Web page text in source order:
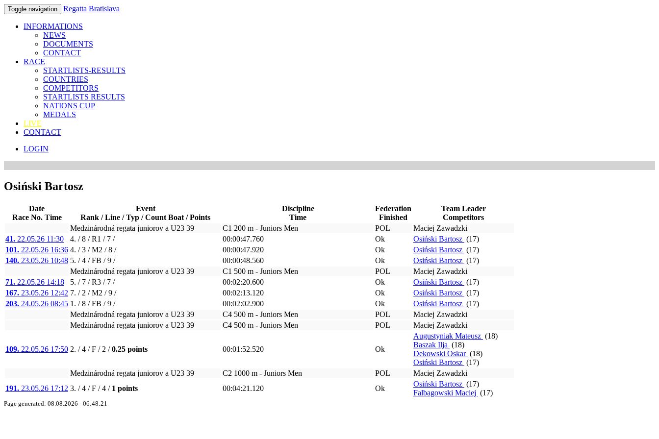
Toggle navigation Regatta Bratislava
INFORMATIONS
NEWS
DOCUMENTS
CONTACT
RACE
STARTLISTS-RESULTS
COUNTRIES
COMPETITORS
STARTLISTS RESULTS
NATIONS CUP
MEDALS
LIVE
CONTACT
LOGIN
Osiński Bartosz
Date
Race No. Time
Event
Rank / Line / Typ / Count Boat / Points
Discipline
Time
Federation
Finished
Team Leader
Competitors
Medzinárodná regata juniorov a U23 39
C1 200 m - Juniors Men POL
Maciej Zawadzki
41. 22.05.26 11:30 4. / 8 / R1 / 7 / 00:00:47.760 Ok Osiński Bartosz (17)
101. 22.05.26 16:36 4. / 3 / M2 / 8 / 00:00:47.920 Ok Osiński Bartosz (17)
140. 23.05.26 10:48 5. / 4 / FB / 9 / 00:00:48.560 Ok Osiński Bartosz (17)
Medzinárodná regata juniorov a U23 39
C1 500 m - Juniors Men POL
Maciej Zawadzki
71. 22.05.26 14:18 5. / 7 / R3 / 7 / 00:02:20.600 Ok Osiński Bartosz (17)
167. 23.05.26 12:42 7. / 2 / M2 / 9 / 00:02:13.120 Ok Osiński Bartosz (17)
203. 24.05.26 08:45 1. / 8 / FB / 9 / 00:02:02.900 Ok Osiński Bartosz (17)
Medzinárodná regata juniorov a U23 39
C4 500 m - Juniors Men POL
Maciej Zawadzki
Medzinárodná regata juniorov a U23 39
C4 500 m - Juniors Men POL Maciej Zawadzki
109. 22.05.26 17:50 2. / 4 / F / 2 /0.25 points 00:01:52.520 Ok
Augustyniak Mateusz (18)
Baszak Ilja (18)
Dekowski Oskar (18)
Osiński Bartosz (17)
Medzinárodná regata juniorov a U23 39
C2 1000 m - Juniors Men POL
Maciej Zawadzki
191. 23.05.26 17:12 3. / 4 / F / 4 / 1 points 00:04:21.120 Ok
Osiński Bartosz (17)
Falbagowski Maciej (17)
Page generated: 08.08.2026 - 06:48:21